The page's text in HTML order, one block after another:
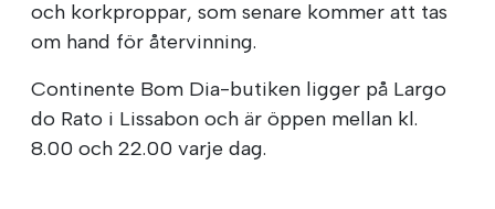
och korkproppar, som senare kommer att tas
om hand för återvinning.
Continente Bom Dia-butiken ligger på Largo
do Rato i Lissabon och är öppen mellan kl.
8.00 och 22.00 varje dag.